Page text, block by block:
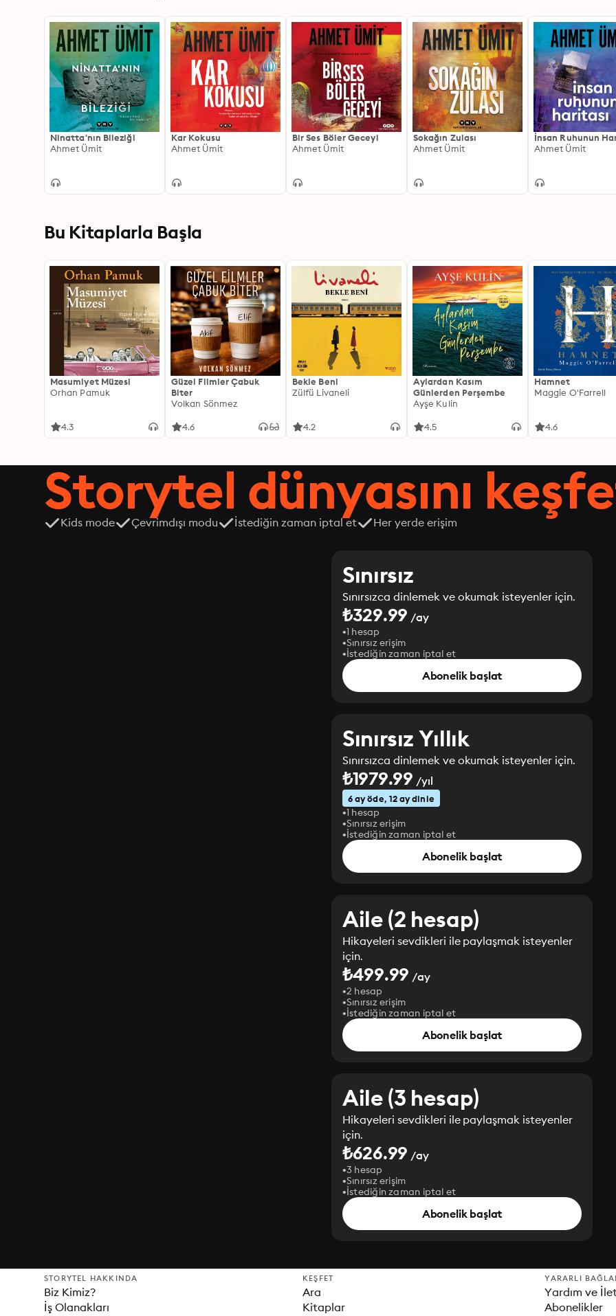
Ninatta'nın Bileziği
Ahmet Ümit
Kar Kokusu
Ahmet Ümit
Bir Ses Böler Geceyi
Ahmet Ümit
Sokağın Zulası
Ahmet Ümit
İnsan Ruhunun
Ahmet Ümit
Bu Kitaplarla Başla
Masumiyet Müzesi
Orhan Pamuk
4.3
Güzel Filmler Çabuk
Biter
Volkan Sönmez
4.6
Bekle Beni
Zülfü Livaneli
4.2
Aylardan Kasım
Günlerden Perşembe
Ayşe Kulin
4.5
Hamnet
Maggie O'Farrell
4.6
Storytel dünyasını
Kids mode Çevrimdışı modu İstediğin zaman iptal et Her yerde erişim
Sınırsız
Sınırsızca dinlemek ve okumak isteyenler için.
₺329.99 /ay
1 hesap
Sınırsız erişim
İstediğin zaman iptal et
Abonelik başlat
Sınırsız Yıllık
Sınırsızca dinlemek ve okumak isteyenler için.
₺1979.99 /yıl
6 ay öde, 12 ay dinle
1 hesap
Sınırsız erişim
İstediğin zaman iptal et
Abonelik başlat
Aile (2 hesap)
Hikayeleri sevdikleri ile paylaşmak isteyenler
için.
₺499.99 /ay
2 hesap
Sınırsız erişim
İstediğin zaman iptal et
Abonelik başlat
Aile (3 hesap)
Hikayeleri sevdikleri ile paylaşmak isteyenler
için.
₺626.99 /ay
3 hesap
Sınırsız erişim
İstediğin zaman iptal et
Abonelik başlat
STORYTEL HAKKINDA
Biz Kimiz?
İş Olanakları
KEŞFET
Ara
Kitaplar
YARARLI
Yardım ve
Abonelikler